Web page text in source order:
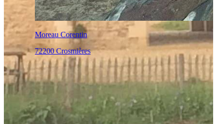
Moreau Corentin
72200 Crosmières